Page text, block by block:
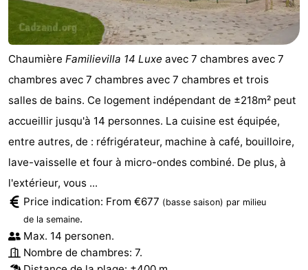
Chaumière Familievilla 14 Luxe avec 7 chambres avec 7
chambres avec 7 chambres avec 7 chambres et trois
salles de bains. Ce logement indépendant de ±218m² peut
accueillir jusqu'à 14 personnes. La cuisine est équipée,
entre autres, de : réfrigérateur, machine à café, bouilloire,
lave-vaisselle et four à micro-ondes combiné. De plus, à
l'extérieur, vous ...
Price indication: From €677 (basse saison) par milieu
de la semaine.
Max. 14 personen.
Nombre de chambres: 7.